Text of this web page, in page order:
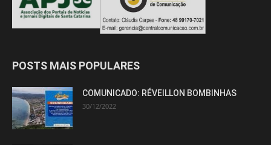
POSTS MAIS POPULARES
COMUNICADO: RÉVEILLON BOMBINHAS
30/12/2022